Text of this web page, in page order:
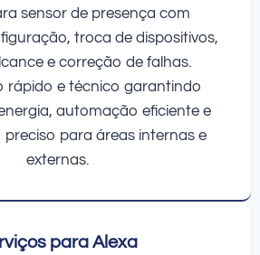
sensor de presença com
troca de dispositivos,
e correção de falhas.
rápido e técnico garantindo
automação eficiente e
para áreas internas e
externas.
para Alexa